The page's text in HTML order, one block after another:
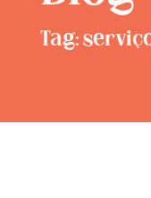
Tag: